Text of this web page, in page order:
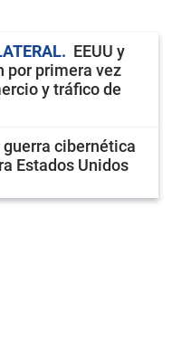
EEUU y
por primera vez
y tráfico de
guerra cibernética
Estados Unidos